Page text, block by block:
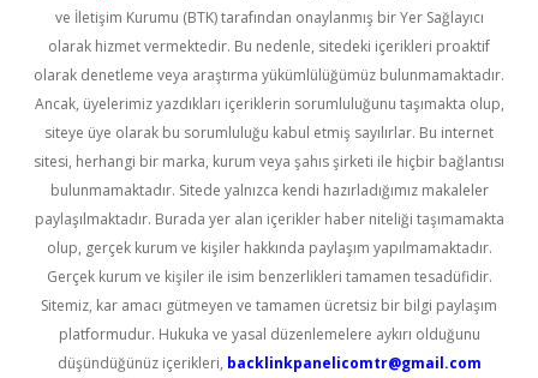
ve İletişim Kurumu (BTK) tarafından onaylanmış bir Yer Sağlayıcı
olarak hizmet vermektedir. Bu nedenle, sitedeki içerikleri proaktif
olarak denetleme veya araştırma yükümlülüğümüz bulunmamaktadır.
Ancak, üyelerimiz yazdıkları içeriklerin sorumluluğunu taşımakta olup,
siteye üye olarak bu sorumluluğu kabul etmiş sayılırlar. Bu internet
sitesi, herhangi bir marka, kurum veya şahıs şirketi ile hiçbir bağlantısı
bulunmamaktadır. Sitede yalnızca kendi hazırladığımız makaleler
paylaşılmaktadır. Burada yer alan içerikler haber niteliği taşımamakta
olup, gerçek kurum ve kişiler hakkında paylaşım yapılmamaktadır.
Gerçek kurum ve kişiler ile isim benzerlikleri tamamen tesadüfidir.
Sitemiz, kar amacı gütmeyen ve tamamen ücretsiz bir bilgi paylaşım
platformudur. Hukuka ve yasal düzenlemelere aykırı olduğunu
düşündüğünüz içerikleri, backlinkpanelicomtr@gmail.com